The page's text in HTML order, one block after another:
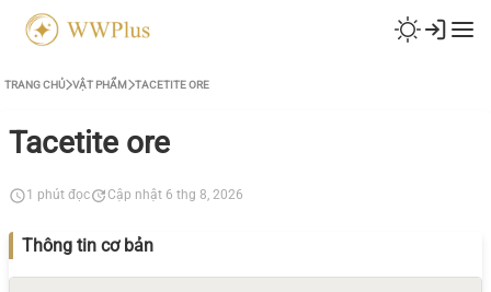
TRANG CHỦ VẬT PHẨM TACETITE ORE
Tacetite ore
1 phút đọc Cập nhật 6 thg 8, 2026
Thông tin cơ bản